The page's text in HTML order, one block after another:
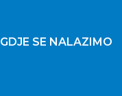
GDJE SE NALAZIMO